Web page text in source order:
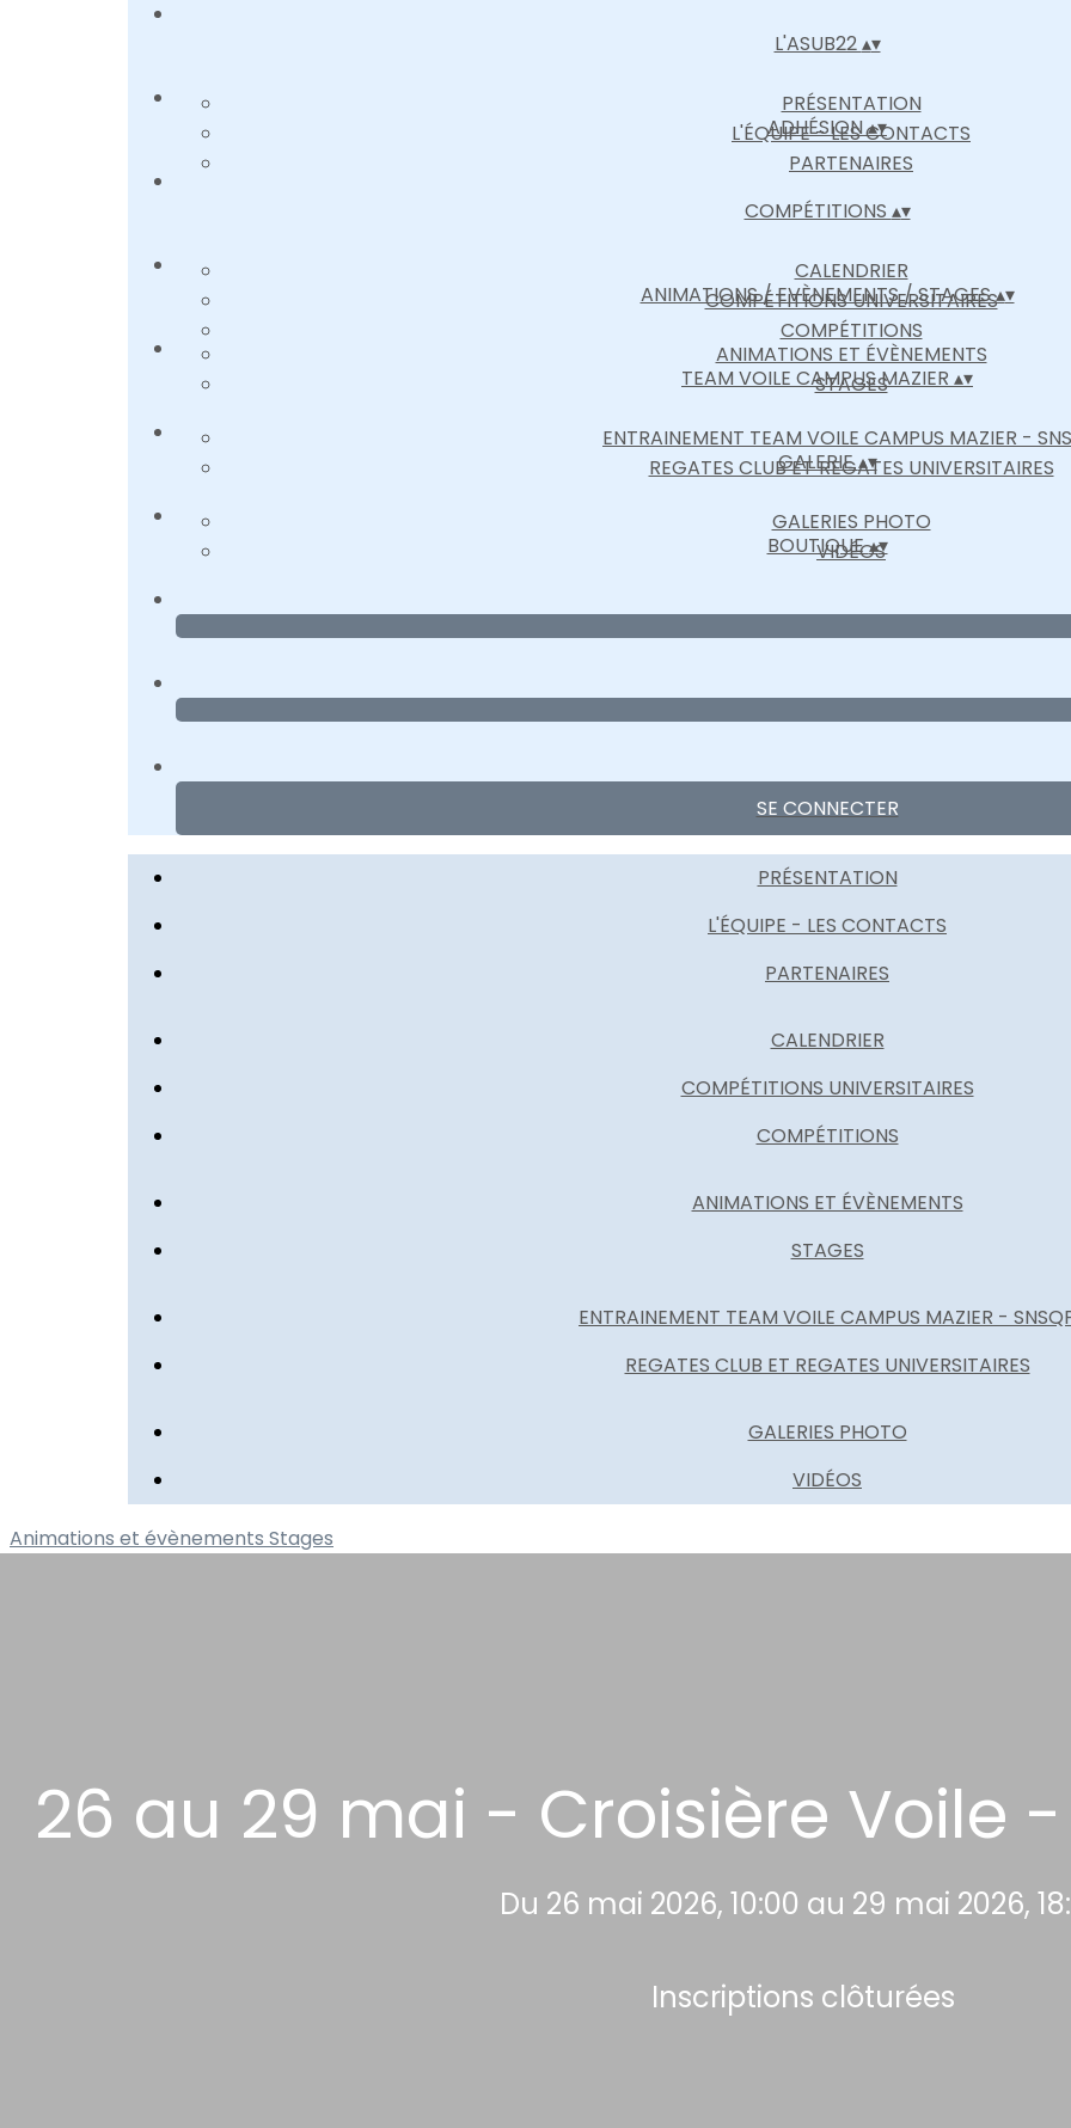
L'ASUB22▴▾
PRÉSENTATION
L'ÉQUIPE - LES CONTACTS
PARTENAIRES
ADHÉSION▴▾
COMPÉTITIONS ▴▾
CALENDRIER
COMPÉTITIONS UNIVERSITAIRES
COMPÉTITIONS
ANIMATIONS / EVÈNEMENTS / STAGES▴▾
ANIMATIONS ET ÉVÈNEMENTS
STAGES
TEAM VOILE CAMPUS MAZIER ▴▾
ENTRAINEMENT TEAM VOILE CAMPUS MAZIER -
REGATES CLUB ET REGATES UNIVERSITAIRES
GALERIE▴▾
GALERIES PHOTO
VIDÉOS
BOUTIQUE▴▾
SE CONNECTER
PRÉSENTATION
L'ÉQUIPE - LES CONTACTS
PARTENAIRES
CALENDRIER
COMPÉTITIONS UNIVERSITAIRES
COMPÉTITIONS
ANIMATIONS ET ÉVÈNEMENTS
STAGES
ENTRAINEMENT TEAM VOILE CAMPUS MAZIER -
REGATES CLUB ET REGATES UNIVERSITAIRES
GALERIES PHOTO
VIDÉOS
Animations et évènements Stages
26 au 29 mai - Croisière Voile
Du 26 mai 2026, 10:00 au 29 mai 2026,
Inscriptions clôturées